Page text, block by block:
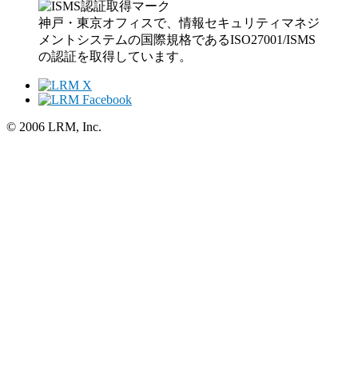
神戸・東京オフィスで、情報セキュリティマネジ
メントシステムの国際規格であるISO27001/ISMS
の認証を取得しています。
© 2006 LRM, Inc.